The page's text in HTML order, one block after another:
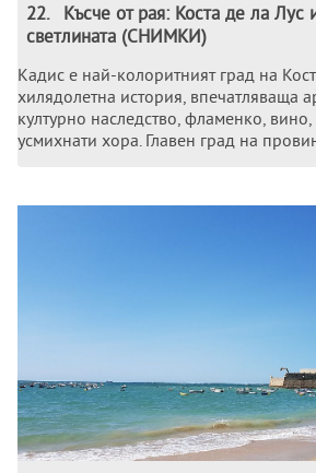
22.
Късче от рая: Коста де ла Лус
светлината (СНИМКИ)
Кадис е най-колоритният град на
хилядолетна история, впечатляваща
културно наследство, фламенко,
усмихнати хора. Главен град на